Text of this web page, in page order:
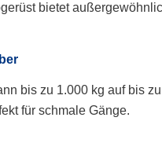
bietet
bis zu 1.000 kg auf bis
für schmale Gänge.